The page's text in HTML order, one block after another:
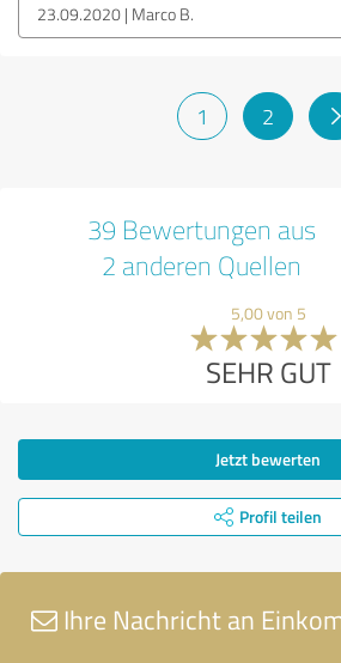
23.09.2020 Marco B.
1 2
39 Bewertungen aus
2 anderen Quellen
5,00 von 5
SEHR GUT
Jetzt bewerten
Profil teilen
Ihre Nachricht an